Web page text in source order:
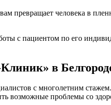
превращает человека в
с пациентом по его
в
с многолетним
возможные проблемы со